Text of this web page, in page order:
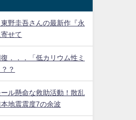
野圭吾さんの最新作『永
せて
．．．「低カリウム性ミ
？
ル懸命な救助活動！散乱
地震震度7の余波